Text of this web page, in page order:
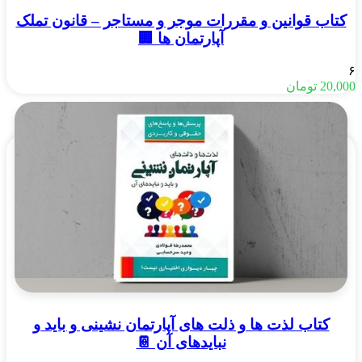
کتاب قوانین و مقررات موجر و مستاجر – قانون تملک
آپارتمان ها 🏢
۶
20,000 تومان
کتاب لذت ها و ذلت های آپارتمان نشینی و باید و
نبایدهای آن 📔